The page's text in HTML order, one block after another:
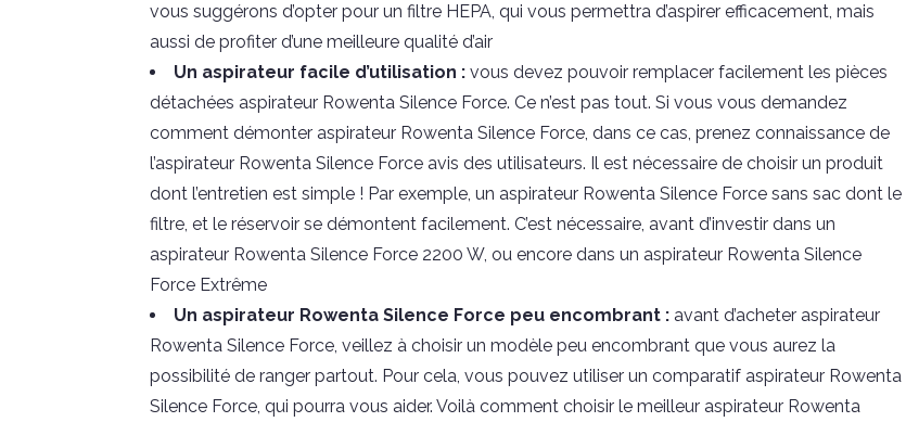
vous suggérons d’opter pour un filtre HEPA, qui vous permettra d’aspirer efficacement, mais
aussi de profiter d’une meilleure qualité d’air
Un aspirateur facile d’utilisation : vous devez pouvoir remplacer facilement les pièces
détachées aspirateur Rowenta Silence Force. Ce n’est pas tout. Si vous vous demandez
comment démonter aspirateur Rowenta Silence Force, dans ce cas, prenez connaissance de
l’aspirateur Rowenta Silence Force avis des utilisateurs. Il est nécessaire de choisir un produit
dont l’entretien est simple ! Par exemple, un aspirateur Rowenta Silence Force sans sac dont le
filtre, et le réservoir se démontent facilement. C’est nécessaire, avant d’investir dans un
aspirateur Rowenta Silence Force 2200 W, ou encore dans un aspirateur Rowenta Silence
Force Extrême
Un aspirateur Rowenta Silence Force peu encombrant : avant d’acheter aspirateur
Rowenta Silence Force, veillez à choisir un modèle peu encombrant que vous aurez la
possibilité de ranger partout. Pour cela, vous pouvez utiliser un comparatif aspirateur Rowenta
Silence Force, qui pourra vous aider. Voilà comment choisir le meilleur aspirateur Rowenta